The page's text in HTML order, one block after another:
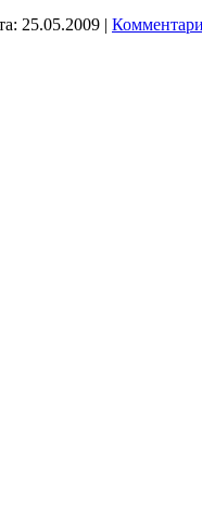
25.05.2009 |